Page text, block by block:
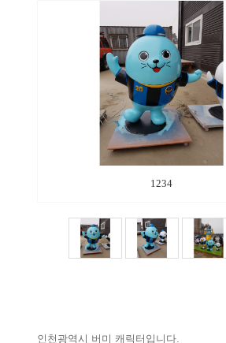
1234
인천광역시 버미 캐릭터입니다.